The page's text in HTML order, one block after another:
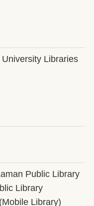
University Libraries
Public Library
Library
Library)